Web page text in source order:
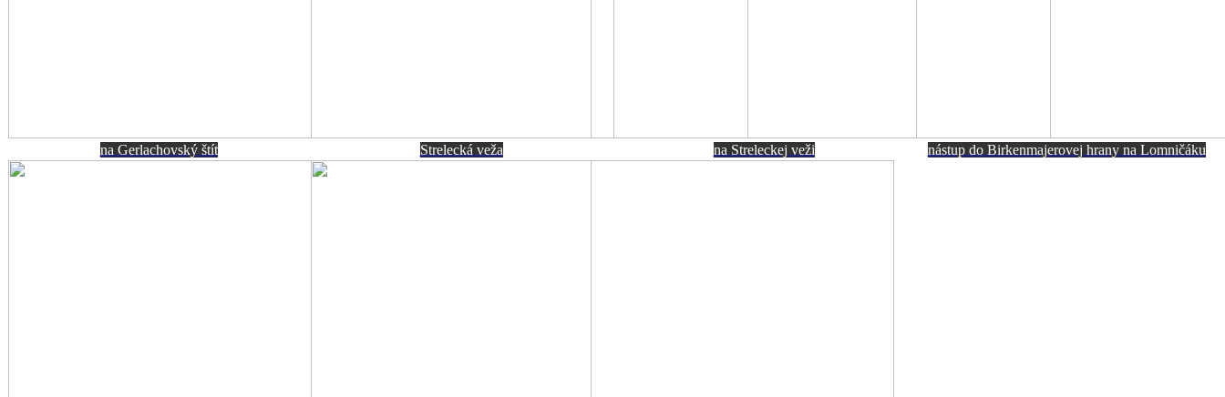
na Gerlachovský štít Strelecká veža na Streleckej veži nástup do Birkenmajerovej hrany na Lomničáku